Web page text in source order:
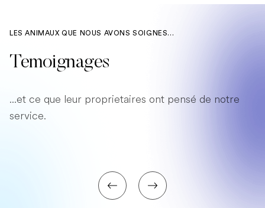
LES ANIMAUX QUE NOUS AVONS SOIGNES...
Temoignages
...et ce que leur proprietaires ont pensé de notre
service.